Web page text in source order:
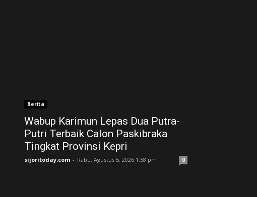
Berita
Wabup Karimun Lepas Dua Putra-
Putri Terbaik Calon Paskibraka
Tingkat Provinsi Kepri
sijoritoday.com - Rabu, Agustus 5, 2026 1:58 pm 0